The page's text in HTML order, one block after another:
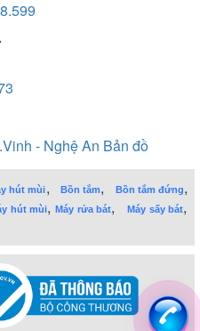
- Nghệ An Bản đồ
hút mùi, Bồn tắm, Bồn tắm đứng,
hút mùi,Máy rửa bát,Máy sấy bát,